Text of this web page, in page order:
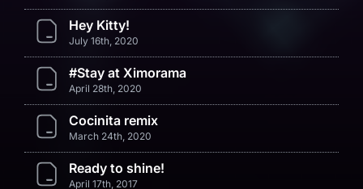
Hey Kitty!
July 16th, 2020
#Stay at Ximorama
April 28th, 2020
Cocinita remix
March 24th, 2020
Ready to shine!
April 17th, 2017